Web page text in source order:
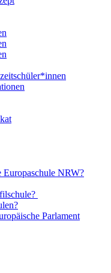
Europaschule NRW?
Parlament